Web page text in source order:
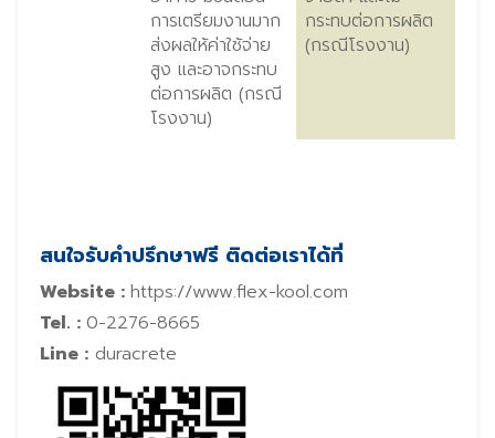
การเตรียมงานมาก
ส่งผลให้ค่าใช้จ่าย
สูง และอาจกระทบ
ต่อการผลิต (กรณี
โรงงาน)
กระทบต่อการผลิต
(กรณีโรงงาน)
สนใจรับคำปรึกษาฟรี ติดต่อเราได้ที่
Website : https://www.flex-kool.com
Tel. : 0-2276-8665
Line : duracrete